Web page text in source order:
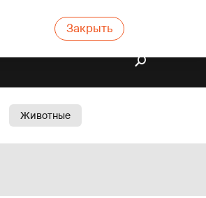
Закрыть
Животные